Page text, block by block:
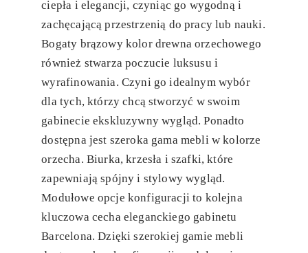
ciepła i elegancji, czyniąc go wygodną i
zachęcającą przestrzenią do pracy lub nauki.
Bogaty brązowy kolor drewna orzechowego
również stwarza poczucie luksusu i
wyrafinowania. Czyni go idealnym wybór
dla tych, którzy chcą stworzyć w swoim
gabinecie ekskluzywny wygląd. Ponadto
dostępna jest szeroka gama mebli w kolorze
orzecha. Biurka, krzesła i szafki, które
zapewniają spójny i stylowy wygląd.
Modułowe opcje konfiguracji to kolejna
kluczowa cecha eleganckiego gabinetu
Barcelona. Dzięki szerokiej gamie mebli